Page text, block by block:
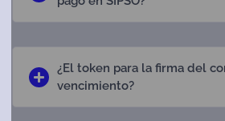
¿El token para la firma del
vencimiento?